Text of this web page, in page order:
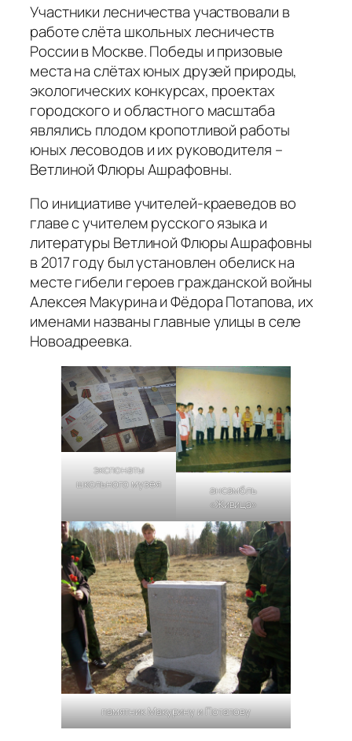
Участники лесничества участвовали в
работе слёта школьных лесничеств
России в Москве. Победы и призовые
места на слётах юных друзей природы,
экологических конкурсах, проектах
городского и областного масштаба
являлись плодом кропотливой работы
юных лесоводов и их руководителя –
Ветлиной Флюры Ашрафовны.
По инициативе учителей-краеведов во
главе с учителем русского языка и
литературы Ветлиной Флюры Ашрафовны
в 2017 году был установлен обелиск на
месте гибели героев гражданской войны
Алексея Макурина и Фёдора Потапова, их
именами названы главные улицы в селе
Новоадреевка.
экспонаты
школьного музея
ансамбль
«Живица»
памятник Макурину и Потапову